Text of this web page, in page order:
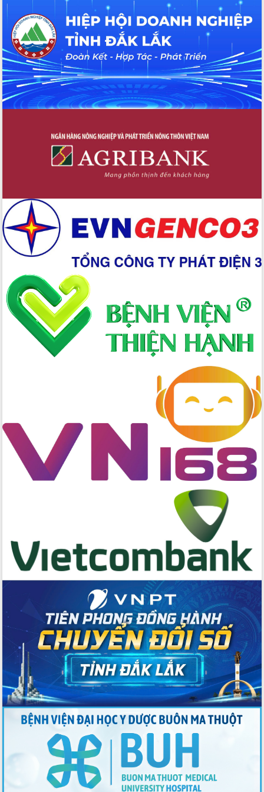
du khách thông qua Hệ thống cơ sở dữ
liệu và Bản đồ số
Tập huấn ứng dụng trí tuệ nhân tạo (AI)
trong thương mại điện tử năm 2026
Đoàn đại biểu Quốc hội tỉnh Đắk Lắk
trao đổi thông tin trước Kỳ họp thứ
nhất, Quốc hội khóa XVI
Quyết liệt cải cách hành chính, khơi
thông nguồn lực phát triển
tỉnh thông qua hiện đại hóa hành chính
Xã Ea Phê gắn cải cách hành chính với
chuyển đổi số
Phó Chủ tịch Thường trực UBND tỉnh
tâm Phục vụ hành chính công xã Ea
Xây dựng nền hành chính số đồng
hành cùng nông dân dân, doanh nghiệp
Giai đoạn 2026-2030, Đắk Lắk phấn
đấu có 77% xã đạt chuẩn nông thôn
mới
Chuyển đổi số 'mở đường' cho nông
nghiệp Đắk Lắk tăng trưởng bứt phá
Triển khai đồng bộ đo đạc, lập hồ sơ
địa chính, hoàn thiện cơ sở dữ liệu đất
Ứng dụng sinh trắc học - Bước tiến
Đắk Lắk đẩy mạnh nuôi biển công
nghệ, hướng tới phát triển thủy sản
bền vững
Tập huấn nâng cao năng lực triển khai
chuyển đổi số cho cán bộ, công chức
Đẩy mạnh cải cách hành chính, quyết
tâm đạt được mục tiêu tăng trưởng
hai con số trong năm 2026
Lương Văn Chánh năm 2026
Phó Bí thư Tỉnh ủy Đắk Lắk Đỗ Hữu
Huy giữ chức Bí thư Đảng ủy Ủy Ban
Nhân dân tỉnh
Bệnh án điện tử thúc đẩy chuyển đổi
số y tế tại Đắk Lắk
Chuyển đổi số thư viện: Mở rộng
không gian tri thức trong thời đại số
Đánh giá, rút kinh nghiệm công tác tổ
chức diễn tập trước ngày bầu cử
Chương trình “Gặp gỡ hữu nghị –
Friendship Meeting New Year 2026”
Bầu cử Quốc hội và HĐND: Cử tri Đắk
Lắk gửi gắm niềm tin, kỳ vọng vào lá
Đắk Lắk sẵn sàng các điều kiện cho